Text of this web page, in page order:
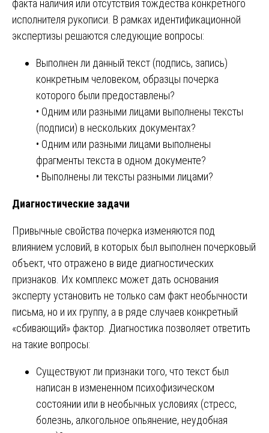
факта наличия или отсутствия тождества конкретного
исполнителя рукописи. В рамках идентификационной
экспертизы решаются следующие вопросы:
Выполнен ли данный текст (подпись, запись)
конкретным человеком, образцы почерка
которого были предоставлены?
• Одним или разными лицами выполнены тексты
(подписи) в нескольких документах?
• Одним или разными лицами выполнены
фрагменты текста в одном документе?
• Выполнены ли тексты разными лицами?
Диагностические задачи
Привычные свойства почерка изменяются под
влиянием условий, в которых был выполнен почерковый
объект, что отражено в виде диагностических
признаков. Их комплекс может дать основания
эксперту установить не только сам факт необычности
письма, но и их группу, а в ряде случаев конкретный
«сбивающий» фактор. Диагностика позволяет ответить
на такие вопросы:
Существуют ли признаки того, что текст был
написан в измененном психофизическом
состоянии или в необычных условиях (стресс,
болезнь, алкогольное опьянение, неудобная